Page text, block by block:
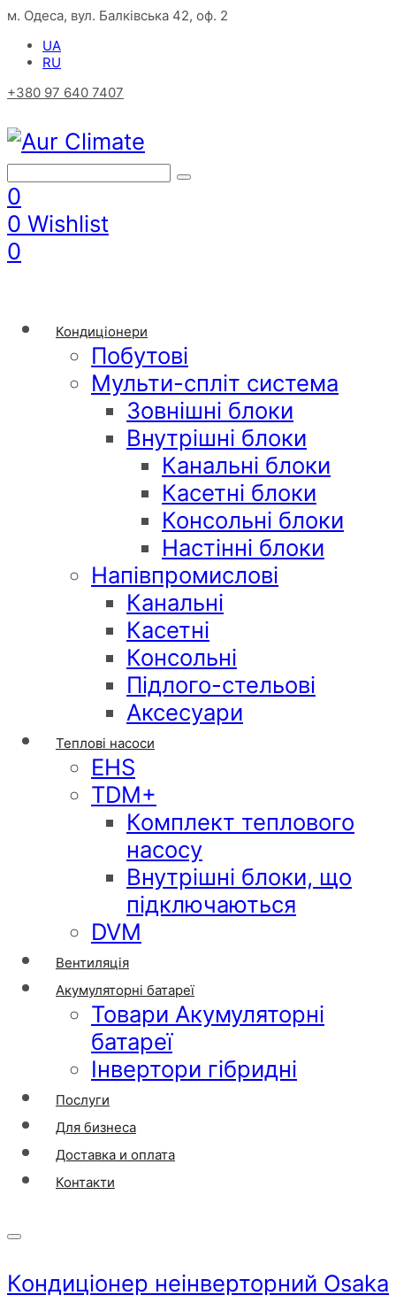
м. Одеса, вул. Балківська 42, оф. 2
UA
RU
+380 97 640 7407
0
0 Wishlist
0
Кондиціонери
Побутові
Мульти-спліт система
Зовнішні блоки
Внутрішні блоки
Канальні блоки
Касетні блоки
Консольні блоки
Настінні блоки
Напівпромислові
Канальні
Касетні
Консольні
Підлого-стельові
Аксесуари
Теплові насоси
EHS
TDM+
Комплект теплового
насосу
Внутрішні блоки, що
підключаються
DVM
Вентиляція
Акумуляторні батареї
Товари Акумуляторні
батареї
Інвертори гібридні
Послуги
Для бизнеса
Доставка и оплата
Контакти
Кондиціонер неінверторний Osaka